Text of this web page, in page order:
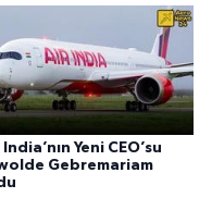
Yeni CEO’su
Gebremariam